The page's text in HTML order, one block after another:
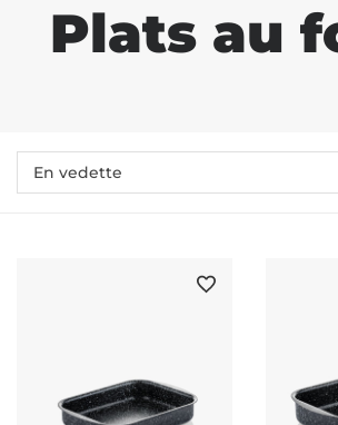
Plats au